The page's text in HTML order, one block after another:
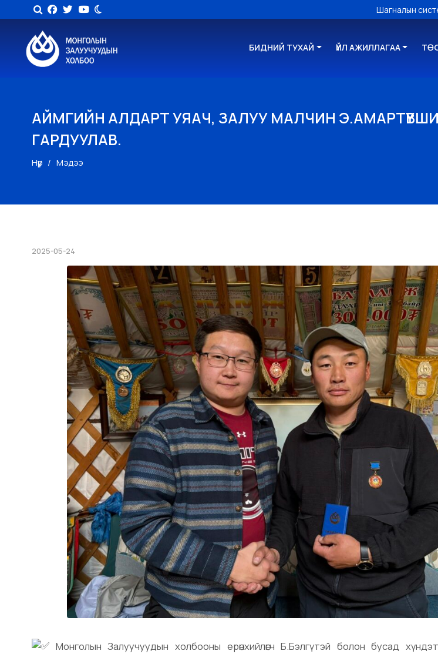
Шагналын
БИДНИЙ ТУХАЙ ҮЙЛ АЖИЛЛАГАА
АЙМГИЙН АЛДАРТ УЯАЧ, ЗАЛУУ МАЛЧИН
ГАРДУУЛАВ.
Нүүр Мэдээ
2025-05-24
Монголын Залуучуудын холбооны ерөнхийлөгч Б.Бэлгүтэй болон бусад